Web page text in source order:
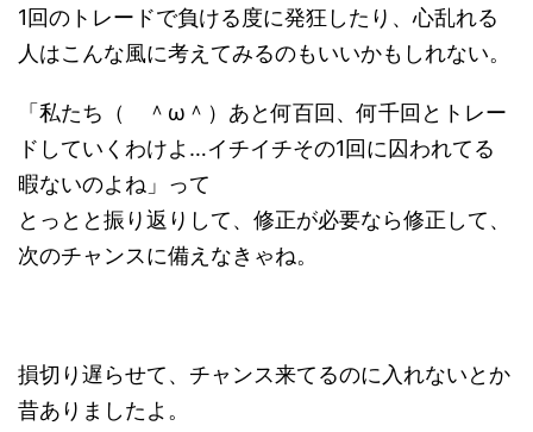
1回のトレードで負ける度に発狂したり、心乱れる
人はこんな風に考えてみるのもいいかもしれない。
「私たち（ ＾ω＾）あと何百回、何千回とトレー
ドしていくわけよ…イチイチその1回に囚われてる
暇ないのよね」って
とっとと振り返りして、修正が必要なら修正して、
次のチャンスに備えなきゃね。
損切り遅らせて、チャンス来てるのに入れないとか
昔ありましたよ。